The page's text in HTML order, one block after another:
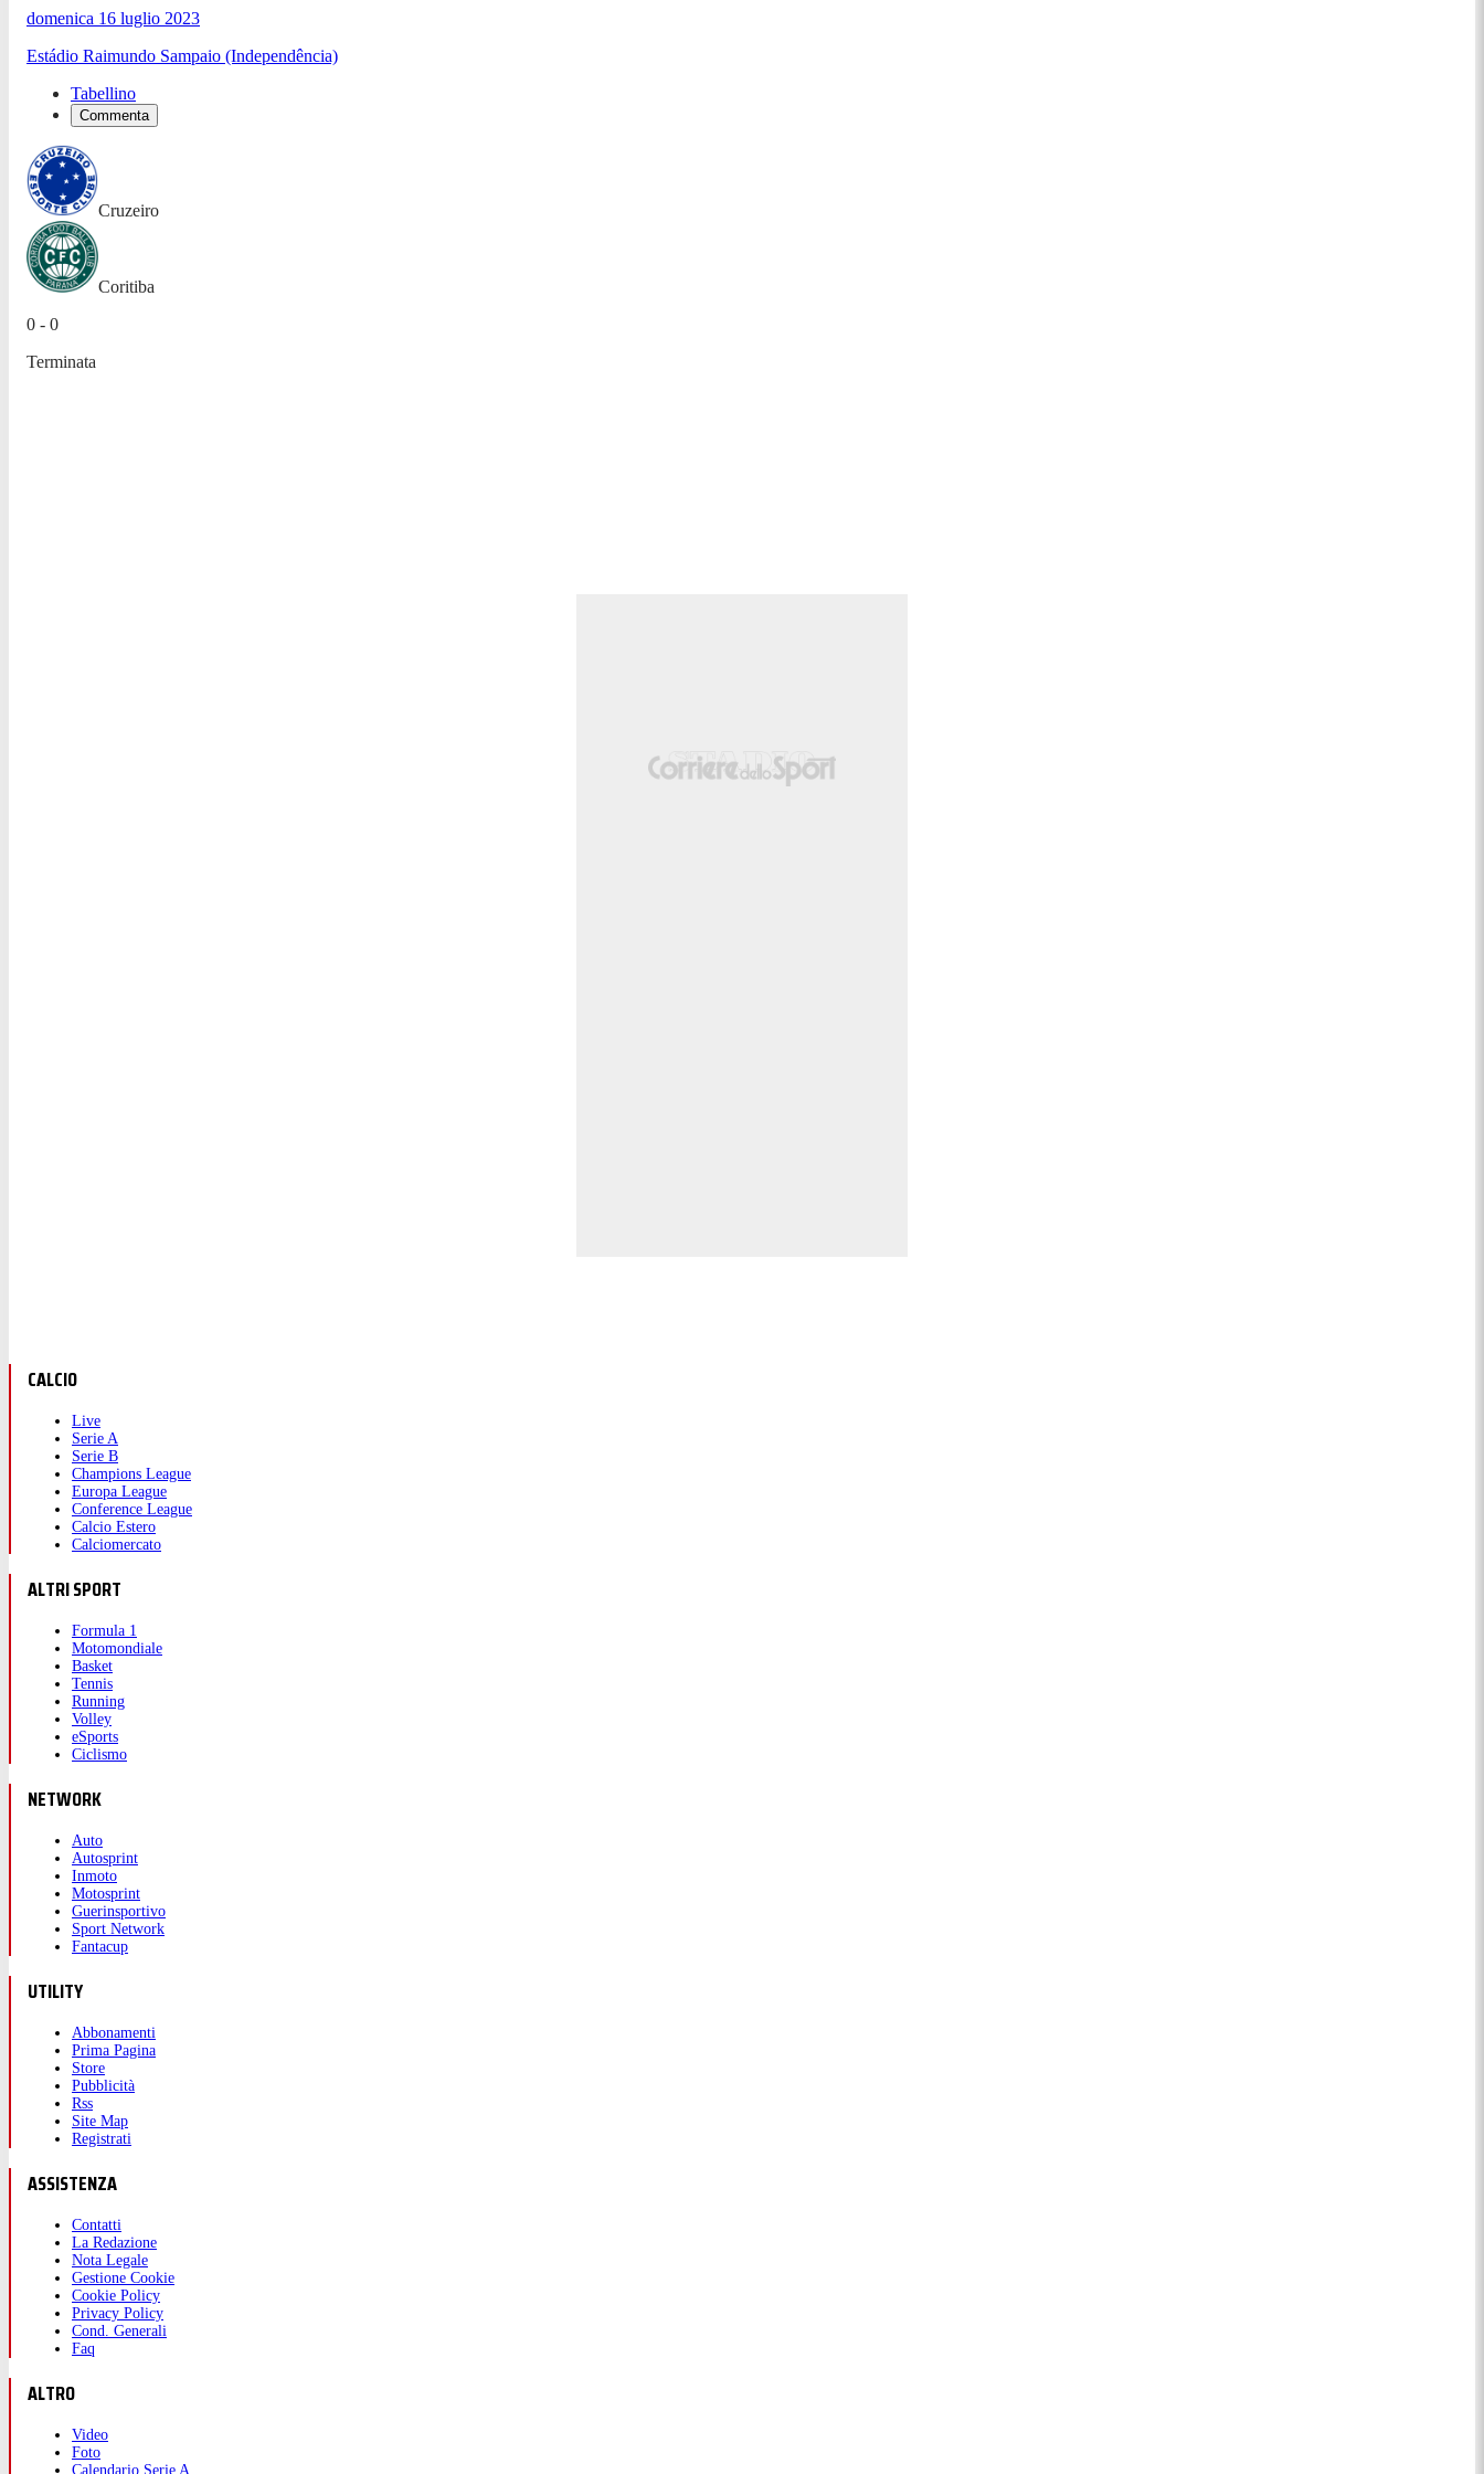
domenica 16 luglio 2023
Estádio Raimundo Sampaio (Independência)
Tabellino
Commenta
Cruzeiro
Coritiba
0 - 0
Terminata
CALCIO
Live
Serie A
Serie B
Champions League
Europa League
Conference League
Calcio Estero
Calciomercato
ALTRI SPORT
Formula 1
Motomondiale
Basket
Tennis
Running
Volley
eSports
Ciclismo
NETWORK
Auto
Autosprint
Inmoto
Motosprint
Guerinsportivo
Sport Network
Fantacup
UTILITY
Abbonamenti
Prima Pagina
Store
Pubblicità
Rss
Site Map
Registrati
ASSISTENZA
Contatti
La Redazione
Nota Legale
Gestione Cookie
Cookie Policy
Privacy Policy
Cond. Generali
Faq
ALTRO
Video
Foto
Calendario Serie A